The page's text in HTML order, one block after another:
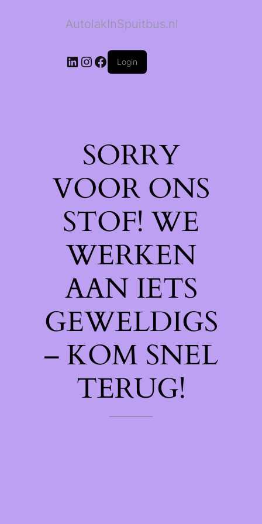
AutolakInSpuitbus.nl
LinkedIn
Instagram
Facebook
Login
SORRY
VOOR ONS
STOF! WE
WERKEN
AAN IETS
GEWELDIGS
– KOM SNEL
TERUG!